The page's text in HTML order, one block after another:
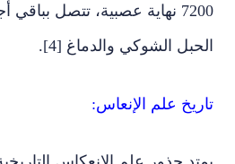
7200 نهاية عصبية، تتصل
الحبل الشوكي والدماغ [4].
تاريخ علم الإنعاس: